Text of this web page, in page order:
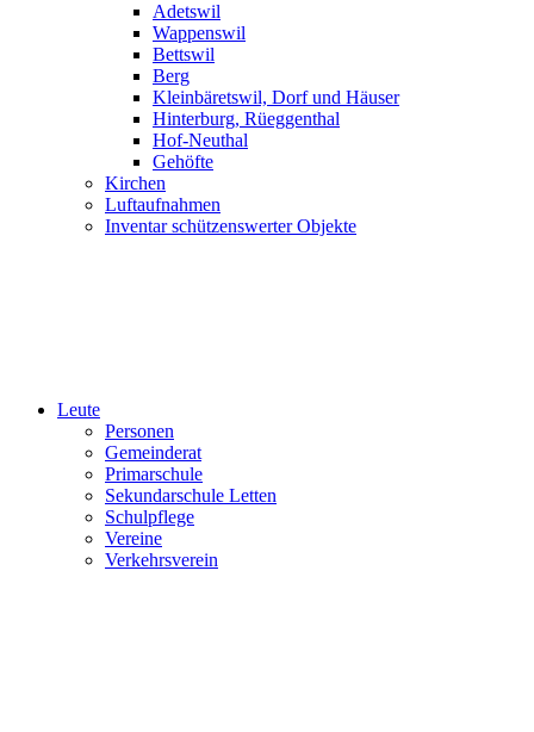
Adetswil
Wappenswil
Bettswil
Berg
Kleinbäretswil, Dorf und Häuser
Hinterburg, Rüeggenthal
Hof-Neuthal
Gehöfte
Kirchen
Luftaufnahmen
Inventar schützenswerter Objekte
Leute
Personen
Gemeinderat
Primarschule
Sekundarschule Letten
Schulpflege
Vereine
Verkehrsverein